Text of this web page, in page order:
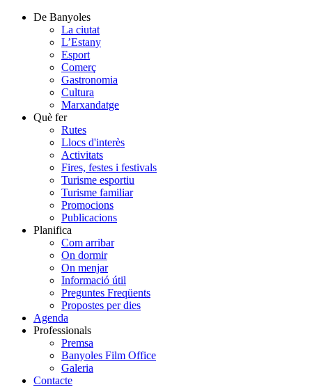
De Banyoles
La ciutat
L’Estany
Esport
Comerç
Gastronomia
Cultura
Marxandatge
Què fer
Rutes
Llocs d'interès
Activitats
Fires, festes i festivals
Turisme esportiu
Turisme familiar
Promocions
Publicacions
Planifica
Com arribar
On dormir
On menjar
Informació útil
Preguntes Freqüents
Propostes per dies
Agenda
Professionals
Premsa
Banyoles Film Office
Galeria
Contacte